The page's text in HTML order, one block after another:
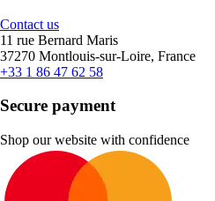
Contact us
11 rue Bernard Maris
37270 Montlouis-sur-Loire, France
+33 1 86 47 62 58
Secure payment
Shop our website with confidence